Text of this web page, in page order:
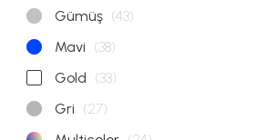
Gümüş (43)
Mavi (38)
Gold (33)
Gri (27)